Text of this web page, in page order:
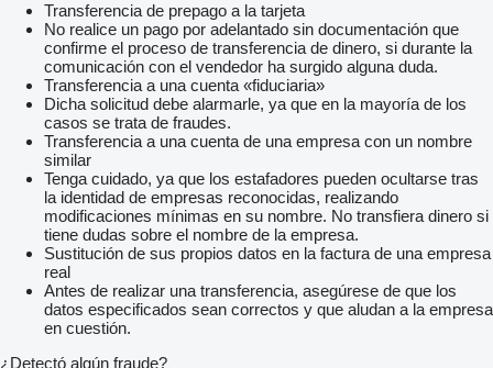
Transferencia de prepago a la tarjeta
No realice un pago por adelantado sin documentación que
confirme el proceso de transferencia de dinero, si durante la
comunicación con el vendedor ha surgido alguna duda.
Transferencia a una cuenta «fiduciaria»
Dicha solicitud debe alarmarle, ya que en la mayoría de los
casos se trata de fraudes.
Transferencia a una cuenta de una empresa con un nombre
similar
Tenga cuidado, ya que los estafadores pueden ocultarse tras
la identidad de empresas reconocidas, realizando
modificaciones mínimas en su nombre. No transfiera dinero si
tiene dudas sobre el nombre de la empresa.
Sustitución de sus propios datos en la factura de una empresa
real
Antes de realizar una transferencia, asegúrese de que los
datos especificados sean correctos y que aludan a la empresa
en cuestión.
¿Detectó algún fraude?